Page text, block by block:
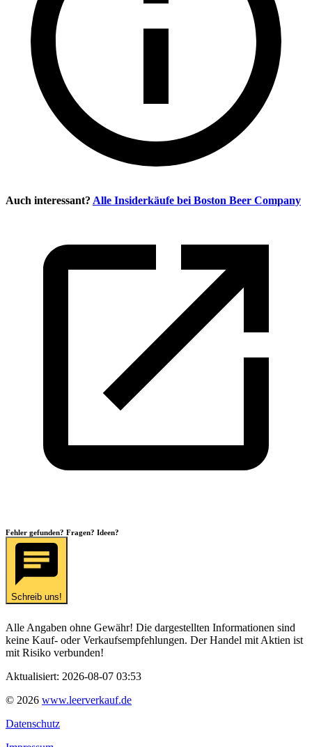
Auch interessant? Alle Insiderkäufe bei Boston Beer Company
Fehler gefunden? Fragen? Ideen?
Schreib uns!
Alle Angaben ohne Gewähr! Die dargestellten Informationen sind
keine Kauf- oder Verkaufsempfehlungen. Der Handel mit Aktien ist
mit Risiko verbunden!
Aktualisiert: 2026-08-07 03:53
© 2026 www.leerverkauf.de
Datenschutz